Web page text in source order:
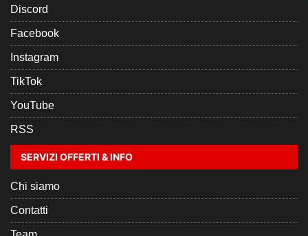
Discord
Facebook
Instagram
TikTok
YouTube
RSS
SERVIZI OFFERTI & INFO
Chi siamo
Contatti